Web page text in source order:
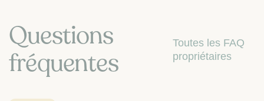
Questions
fréquentes
Toutes les FAQ
propriétaires